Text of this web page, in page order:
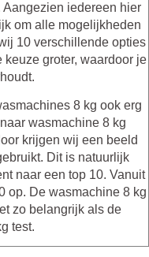
iedereen hier
om alle mogelijkheden
10 verschillende opties
groter, waardoor je
8 kg ook erg
wasmachine 8 kg
krijgen wij een beeld
Dit is natuurlijk
naar een top 10. Vanuit
op. De wasmachine 8 kg
zo belangrijk als de
test.